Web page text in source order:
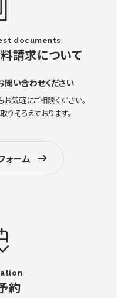
documents
請求について
問い合わせください
気軽にご相談ください。
そろえております。
ォーム
約